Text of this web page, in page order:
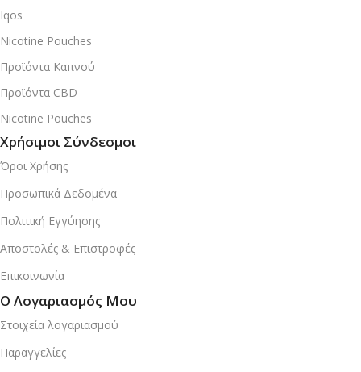
Iqos
Nicotine Pouches
Προϊόντα Καπνού
Προϊόντα CBD
Nicotine Pouches
Χρήσιμοι Σύνδεσμοι
Όροι Χρήσης
Προσωπικά Δεδομένα
Πολιτική Εγγύησης
Αποστολές & Επιστροφές
Επικοινωνία
Ο Λογαριασμός Μου
Στοιχεία λογαριασμού
Παραγγελίες